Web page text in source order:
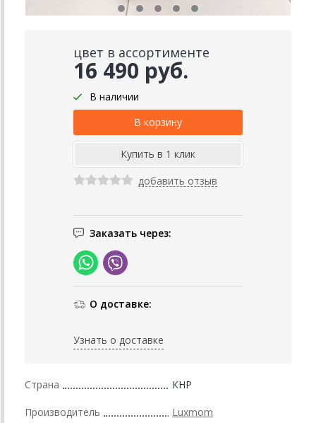
цвет в ассортименте
16 490 руб.
В наличии
добавить отзыв
Заказать через:
О доставке:
Узнать о доставке
Страна КНР
Производитель Luxmom